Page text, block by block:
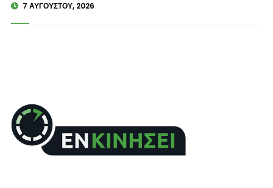
7 ΑΥΓΟΎΣΤΟΥ, 2026